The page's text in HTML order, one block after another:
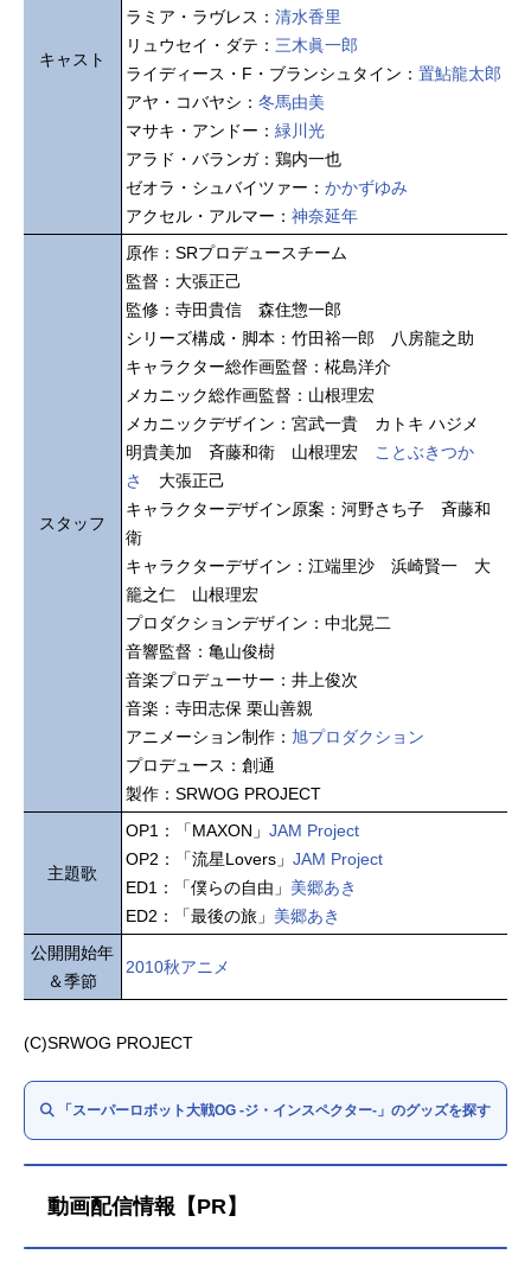
キャスト
ラミア・ラヴレス： 清水香里
リュウセイ・ダテ： 三木眞一郎
ライディース・F・ブランシュタイン： 置鮎龍太郎
アヤ・コバヤシ： 冬馬由美
マサキ・アンドー： 緑川光
アラド・バランガ：鶏内一也
ゼオラ・シュバイツァー： かかずゆみ
アクセル・アルマー： 神奈延年
スタッフ
原作：SRプロデュースチーム
監督：大張正己
監修：寺田貴信 森住惣一郎
シリーズ構成・脚本：竹田裕一郎 八房龍之助
キャラクター総作画監督：椛島洋介
メカニック総作画監督：山根理宏
メカニックデザイン：宮武一貴 カトキ ハジメ
明貴美加 斉藤和衛 山根理宏
ことぶきつか
さ
大張正己
キャラクターデザイン原案：河野さち子 斉藤和
衛
キャラクターデザイン：江端里沙 浜崎賢一 大
籠之仁 山根理宏
プロダクションデザイン：中北晃二
音響監督：亀山俊樹
音楽プロデューサー：井上俊次
音楽：寺田志保 栗山善親
アニメーション制作： 旭プロダクション
プロデュース：創通
製作：SRWOG PROJECT
主題歌
OP1：「MAXON」 JAM Project
OP2：「流星Lovers」 JAM Project
ED1：「僕らの自由」 美郷あき
ED2：「最後の旅」 美郷あき
公開開始年
＆季節
2010秋アニメ
(C)SRWOG PROJECT
「スーパーロボット大戦OG -ジ・インスペクター-」のグッズを探す
動画配信情報【PR】